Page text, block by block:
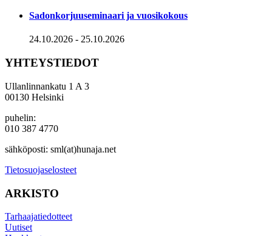
Sadonkorjuuseminaari ja vuosikokous
24.10.2026 - 25.10.2026
YHTEYSTIEDOT
Ullanlinnankatu 1 A 3
00130 Helsinki
puhelin:
010 387 4770
sähköposti: sml(at)hunaja.net
Tietosuojaselosteet
ARKISTO
Tarhaajatiedotteet
Uutiset